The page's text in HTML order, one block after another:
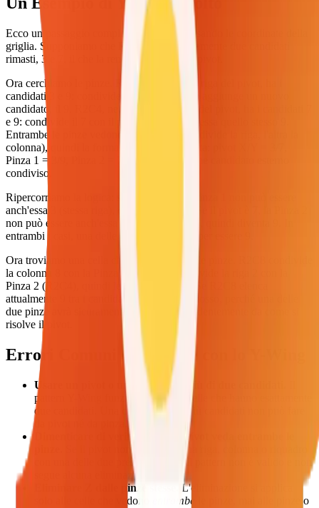
Ecco un passaggio completo della logica usando le coordinate della
griglia. Supponiamo che R4C4 abbia esattamente due candidati
rimasti, 3 e 7, il che la rende un potenziale pivot.
Ora cerchiamo le pinze. R4C8, nella stessa riga del pivot, ha i
candidati 3 e 9: condivide il 3 con il pivot e aggiunge un nuovo
candidato, il 9. R2C4, nella stessa colonna del pivot, ha i candidati 7
e 9: condivide il 7 con il pivot e porta anch'essa quello stesso 9.
Entrambe le pinze vedono il pivot (una condivide la riga, l'altra la
colonna), quindi la forma Y-Wing è completa: pivot X/Y = 3/7,
Pinza 1 = 3/9, Pinza 2 = 7/9, con Z = 9 come candidato esterno
condiviso.
Ripercorriamo la logica: se il pivot è 3, la Pinza 1 non può essere
anch'essa 3 (stessa riga), quindi diventa 9. Se il pivot è 7, la Pinza 2
non può essere anch'essa 7 (stessa colonna), quindi diventa 9. In
entrambi i casi, una delle due pinze finisce per essere 9.
Ora troviamo una cella che vede entrambe le pinze. R2C8 condivide
la colonna 8 con la Pinza 1 (R4C8) e condivide la riga 2 con la
Pinza 2 (R2C4), quindi le vede entrambe. Se R2C8 elenca
attualmente 9 tra i candidati, può essere rimosso, perché una delle
due pinze avrà sicuramente quel 9, indipendentemente da come si
risolve il pivot.
Errori Comuni da Evitare con lo Y-Wing
Usare un pivot o una pinza con più di due candidati.
pattern Y-Wing funziona solo con celle che hanno esattamente
due candidati. Una cella con tre o più candidati non può fare
da pivot né da pinza.
Dimenticare di verificare che il pivot veda entrambe le
Se il pivot non condivide una riga, colonna o riquadro
con una delle due presunte pinze, il pattern non è valido e non
segue alcuna eliminazione.
Eliminare Z dalle pinze stesse.
L'eliminazione si applica
solo alle celle che vedono
entrambe
le pinze, mai alle pinze o